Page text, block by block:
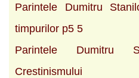
Parintele Dumitru
timpurilor p5 5
Parintele Dumitru
Crestinismului